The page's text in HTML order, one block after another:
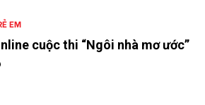
EM
cuộc thi “Ngôi nhà mơ ước”